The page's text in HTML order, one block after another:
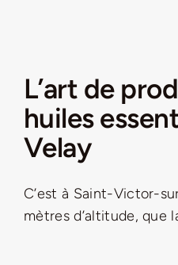
Nouveau Magazine EnVelay
Jeu concours – Gagnez
L’art de
huiles
Velay
C’est à Saint-Victor-
mètres d’altitude, que